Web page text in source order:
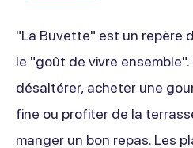
"La Buvette" est un repère
le "goût de vivre
désaltérer, acheter une
fine ou profiter de la
manger un bon repas. Les